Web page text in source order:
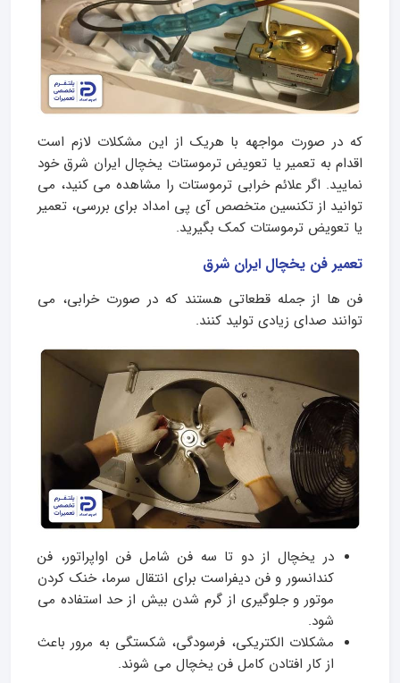
که در صورت مواجهه با هریک از این مشکلات لازم است
اقدام به تعمیر یا تعویض ترموستات یخچال ایران شرق خود
نمایید. اگر علائم خرابی ترموستات را مشاهده می‌ کنید، می
توانید از تکنسین متخصص آی پی امداد برای بررسی، تعمیر
یا تعویض ترموستات کمک بگیرید.
تعمیر فن یخچال ایران شرق
فن‌ ها از جمله قطعاتی هستند که در صورت خرابی، می‌
توانند صدای زیادی تولید کنند.
در یخچال‌ از دو تا سه فن شامل فن اواپراتور، فن
کندانسور و فن دیفراست برای انتقال سرما، خنک کردن
موتور و جلوگیری از گرم شدن بیش از حد استفاده می
شود.
مشکلات الکتریکی، فرسودگی، شکستگی به مرور باعث
از کار افتادن کامل فن یخچال می شوند.